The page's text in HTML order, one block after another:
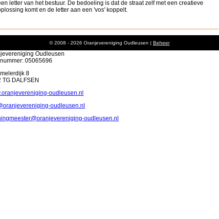
letter van het bestuur. De bedoeling is dat de straat zelf met een creatieve
komt en de letter aan een 'vos' koppelt.
© 2008 - 2026 Oranjevereniging Oudleusen | Beheer
Oudleusen
05065696
8
TG DALFSEN
oudleusen.nl
oudleusen.nl
oudleusen.nl